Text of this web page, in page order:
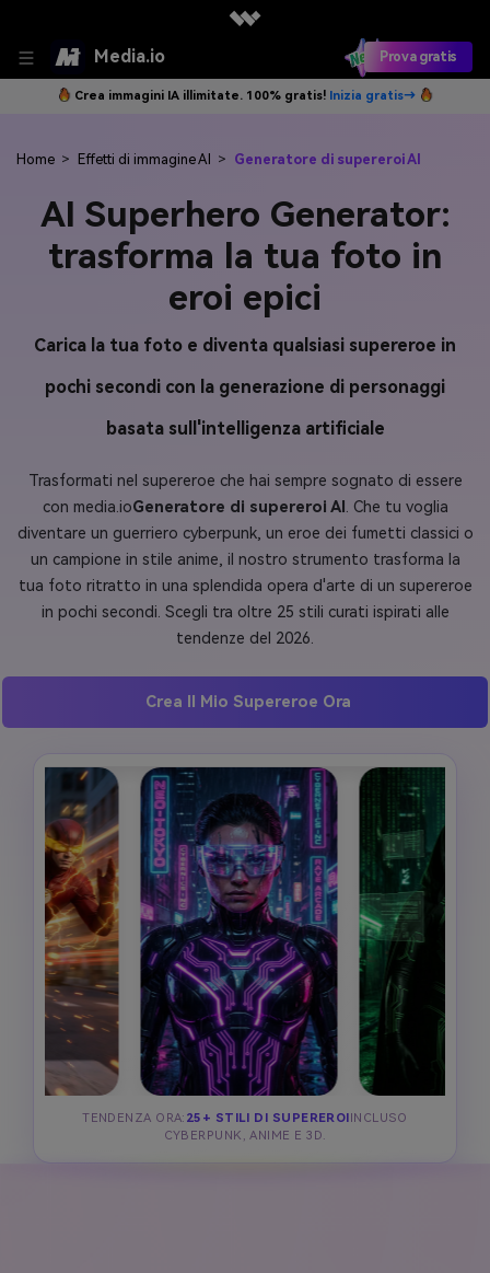
Media.io Prova gratis
Crea immagini IA illimitate. 100% gratis! Inizia gratis→
Home > Effetti di immagine AI > Generatore di supereroi AI
AI Superhero Generator:
trasforma la tua foto in
eroi epici
Carica la tua foto e diventa qualsiasi supereroe in
pochi secondi con la generazione di personaggi
basata sull'intelligenza artificiale
Trasformati nel supereroe che hai sempre sognato di essere
con media.ioGeneratore di supereroi AI . Che tu voglia
diventare un guerriero cyberpunk, un eroe dei fumetti classici o
un campione in stile anime, il nostro strumento trasforma la
tua foto ritratto in una splendida opera d'arte di un supereroe
in pochi secondi. Scegli tra oltre 25 stili curati ispirati alle
tendenze del 2026.
Crea Il Mio Supereroe Ora
TENDENZA ORA: 25+ STILI DI SUPEREROIINCLUSO
CYBERPUNK, ANIME E 3D.